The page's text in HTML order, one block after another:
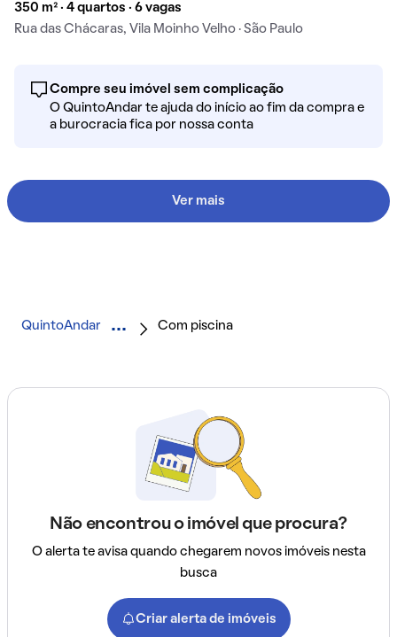
350 m² · 4 quartos · 6 vagas
Rua das Chácaras, Vila Moinho Velho · São Paulo
Compre seu imóvel sem complicação
O QuintoAndar te ajuda do início ao fim da compra e
a burocracia fica por nossa conta
Ver mais
QuintoAndar Com piscina
Não encontrou o imóvel que procura?
O alerta te avisa quando chegarem novos imóveis nesta
busca
Criar alerta de imóveis